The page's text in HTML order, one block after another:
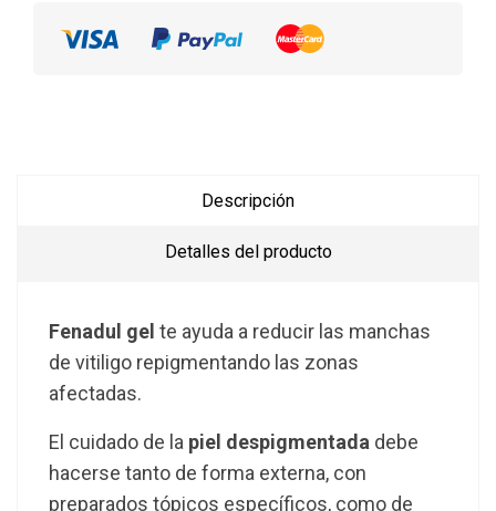
Descripción
Detalles del producto
Fenadul gel te ayuda a reducir las manchas
de vitiligo repigmentando las zonas
afectadas.
El cuidado de la piel despigmentada debe
hacerse tanto de forma externa, con
preparados tópicos específicos, como de